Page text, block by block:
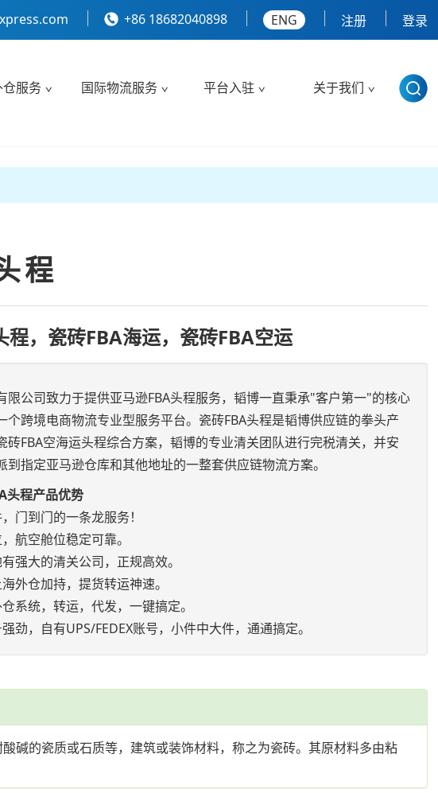
+86 18682040898 ENG 注册 登录
仓服务 国际物流服务 平台入驻 关于我们
程
程，瓷砖FBA海运，瓷砖FBA空运
限公司致力于提供亚马逊FBA头程服务，韬博一直秉承"客户第一"的核心
个跨境电商物流专业型服务平台。瓷砖FBA头程是韬博供应链的拳头产
砖FBA空海运头程综合方案，韬博的专业清关团队进行完税清关，并安
到指定亚马逊仓库和其他地址的一整套供应链物流方案。
头程产品优势
门到门的一条龙服务！
航空舱位稳定可靠。
强大的清关公司，正规高效。
外仓加持，提货转运神速。
系统，转运，代发，一键搞定。
劲，自有UPS/FEDEX账号，小件中大件，通通搞定。
碱的瓷质或石质等，建筑或装饰材料，称之为瓷砖。其原材料多由粘